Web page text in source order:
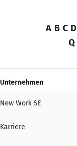
A B C D
Q
Unternehmen
New Work SE
Karriere